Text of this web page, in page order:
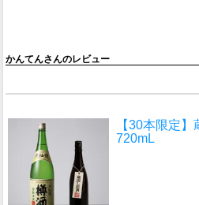
こだわりのお酒
いつものお酒
ギフトのお酒
Gekkeikan Studio
(ノンアルコール
リキュール・梅
ドイツビール
甘酒
奈良漬
オリジナルグッ
京都伏見の
価格帯から選ぶ
かんてんさんのレビュー
【30本限定
720mL